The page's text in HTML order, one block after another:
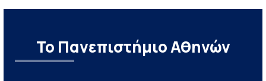
Το Πανεπιστήμιο Αθηνών